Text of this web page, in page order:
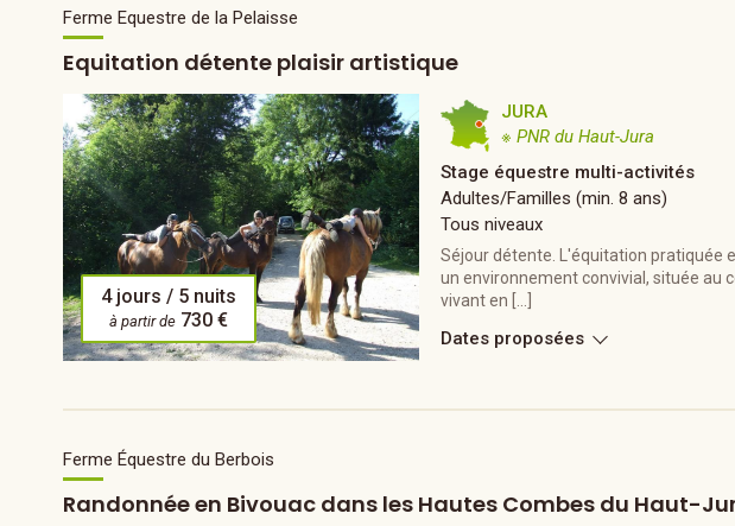
Ferme Equestre de la Pelaisse
Equitation détente plaisir artistique
4 jours / 5 nuits
à partir de 730 €
JURA
※ PNR du Haut-Jura
Stage équestre multi-activités
Adultes/Familles (min. 8 ans)
Tous niveaux
Séjour détente. L'équitation pratiquée
un environnement convivial, située au
vivant en […]
Dates proposées
Ferme Équestre du Berbois
Randonnée en Bivouac dans les Hautes Combes du Haut-